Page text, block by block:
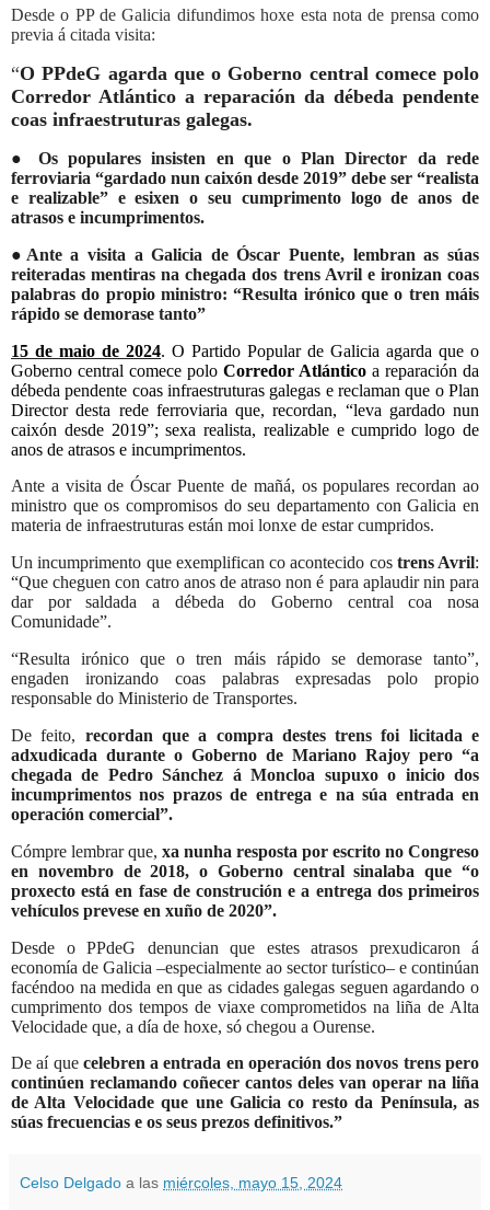
Desde o PP de Galicia difundimos hoxe esta nota de prensa como
previa á citada visita:
“O PPdeG agarda que o Goberno central comece polo
Corredor Atlántico a reparación da débeda pendente
coas infraestruturas galegas.
● Os populares insisten en que o Plan Director da rede
ferroviaria “gardado nun caixón desde 2019” debe ser “realista
e realizable” e esixen o seu cumprimento logo de anos de
atrasos e incumprimentos.
● Ante a visita a Galicia de Óscar Puente, lembran as súas
reiteradas mentiras na chegada dos trens Avril e ironizan coas
palabras do propio ministro: “Resulta irónico que o tren máis
rápido se demorase tanto”
15 de maio de 2024. O Partido Popular de Galicia agarda que o
Goberno central comece polo Corredor Atlántico a reparación da
débeda pendente coas infraestruturas galegas e reclaman que o Plan
Director desta rede ferroviaria que, recordan, “leva gardado nun
caixón desde 2019”; sexa realista, realizable e cumprido logo de
anos de atrasos e incumprimentos.
Ante a visita de Óscar Puente de mañá, os populares recordan ao
ministro que os compromisos do seu departamento con Galicia en
materia de infraestruturas están moi lonxe de estar cumpridos.
Un incumprimento que exemplifican co acontecido cos trens Avril:
“Que cheguen con catro anos de atraso non é para aplaudir nin para
dar por saldada a débeda do Goberno central coa nosa
Comunidade”.
“Resulta irónico que o tren máis rápido se demorase tanto”,
engaden ironizando coas palabras expresadas polo propio
responsable do Ministerio de Transportes.
De feito, recordan que a compra destes trens foi licitada e
adxudicada durante o Goberno de Mariano Rajoy pero “a
chegada de Pedro Sánchez á Moncloa supuxo o inicio dos
incumprimentos nos prazos de entrega e na súa entrada en
operación comercial”.
Cómpre lembrar que, xa nunha resposta por escrito no Congreso
en novembro de 2018, o Goberno central sinalaba que “o
proxecto está en fase de construción e a entrega dos primeiros
vehículos prevese en xuño de 2020”.
Desde o PPdeG denuncian que estes atrasos prexudicaron á
economía de Galicia –especialmente ao sector turístico– e continúan
facéndoo na medida en que as cidades galegas seguen agardando o
cumprimento dos tempos de viaxe comprometidos na liña de Alta
Velocidade que, a día de hoxe, só chegou a Ourense.
De aí que celebren a entrada en operación dos novos trens pero
continúen reclamando coñecer cantos deles van operar na liña
de Alta Velocidade que une Galicia co resto da Península, as
súas frecuencias e os seus prezos definitivos.”
Celso Delgado a las miércoles, mayo 15, 2024